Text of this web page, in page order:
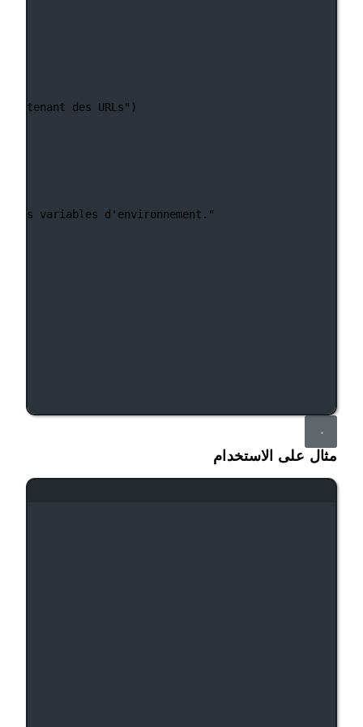
contenant des URLs" )
les variables d'environnement."
مثال على الاستخدام